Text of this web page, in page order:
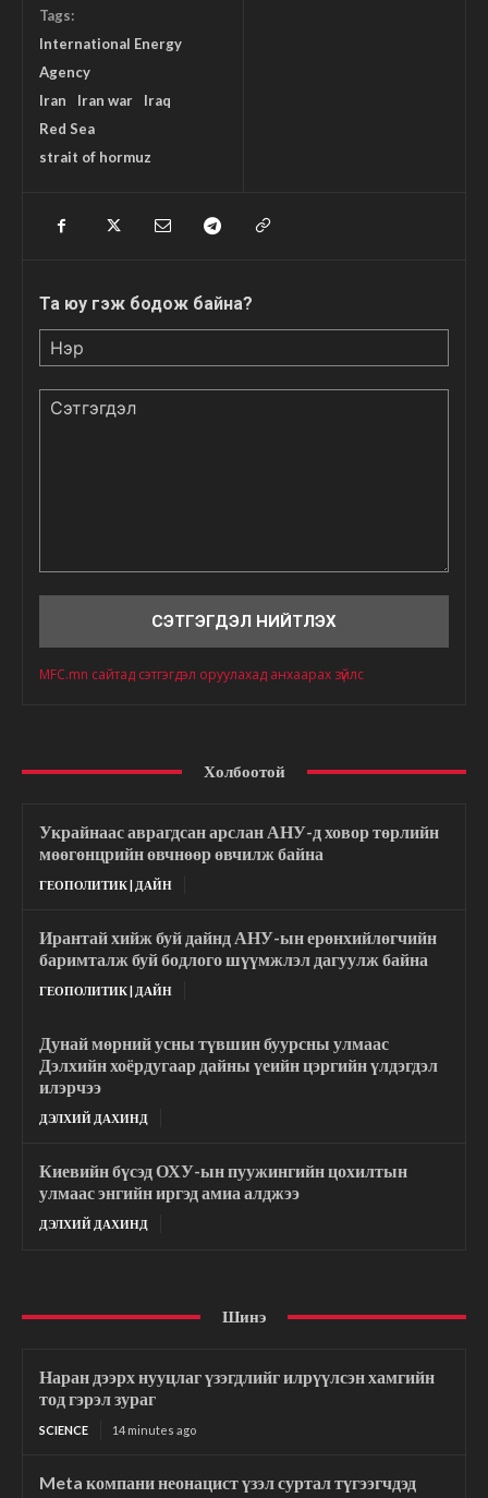
Tags:
International Energy
Agency
Iran
Iran war
Iraq
Red Sea
strait of hormuz
Та юу гэж бодож байна?
MFC.mn сайтад сэтгэгдэл оруулахад анхаарах зүйлс
Холбоотой
Украйнаас аврагдсан арслан АНУ-д ховор төрлийн
мөөгөнцрийн өвчнөөр өвчилж байна
ГЕОПОЛИТИК | ДАЙН
Ирантай хийж буй дайнд АНУ-ын ерөнхийлөгчийн
баримталж буй бодлого шүүмжлэл дагуулж байна
ГЕОПОЛИТИК | ДАЙН
Дунай мөрний усны түвшин буурсны улмаас
Дэлхийн хоёрдугаар дайны үеийн цэргийн үлдэгдэл
илэрчээ
ДЭЛХИЙ ДАХИНД
Киевийн бүсэд ОХУ-ын пуужингийн цохилтын
улмаас энгийн иргэд амиа алджээ
ДЭЛХИЙ ДАХИНД
Шинэ
Наран дээрх нууцлаг үзэгдлийг илрүүлсэн хамгийн
тод гэрэл зураг
SCIENCE 14 minutes ago
Meta компани неонацист үзэл суртал түгээгчдэд